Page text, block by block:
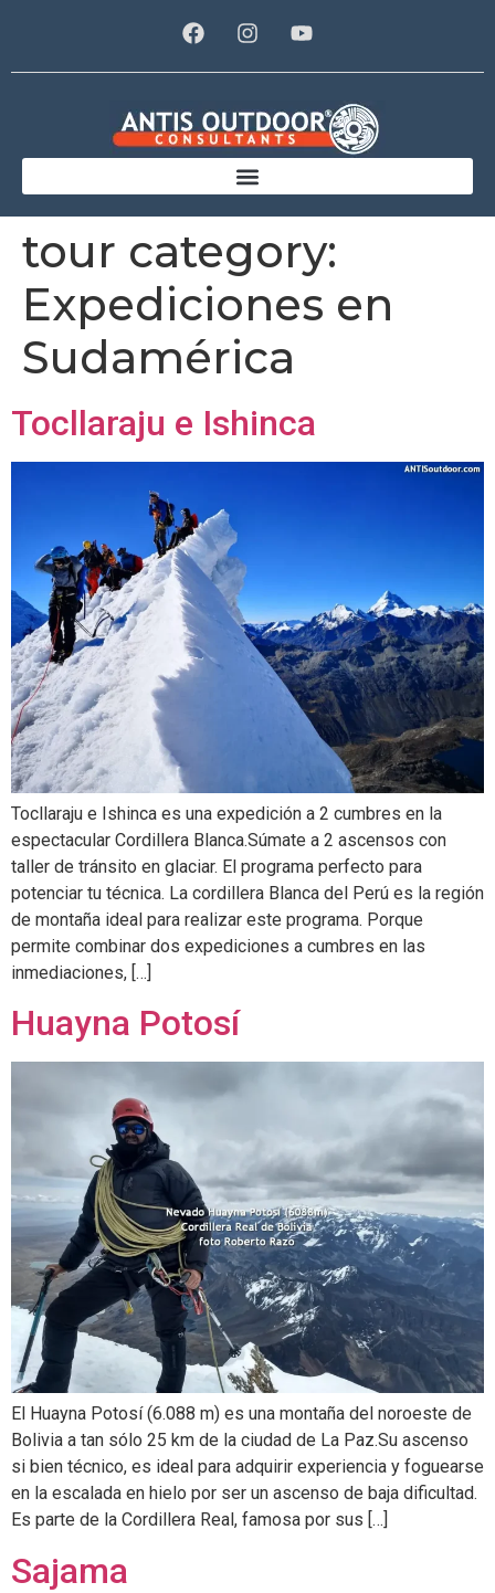
tour category:
Expediciones en
Sudamérica
Tocllaraju e Ishinca
Tocllaraju e Ishinca es una expedición a 2 cumbres en la
espectacular Cordillera Blanca.Súmate a 2 ascensos con
taller de tránsito en glaciar. El programa perfecto para
potenciar tu técnica. La cordillera Blanca del Perú es la región
de montaña ideal para realizar este programa. Porque
permite combinar dos expediciones a cumbres en las
inmediaciones, […]
Huayna Potosí
El Huayna Potosí (6.088 m) es una montaña del noroeste de
Bolivia a tan sólo 25 km de la ciudad de La Paz.Su ascenso
si bien técnico, es ideal para adquirir experiencia y foguearse
en la escalada en hielo por ser un ascenso de baja dificultad.
Es parte de la Cordillera Real, famosa por sus […]
Sajama